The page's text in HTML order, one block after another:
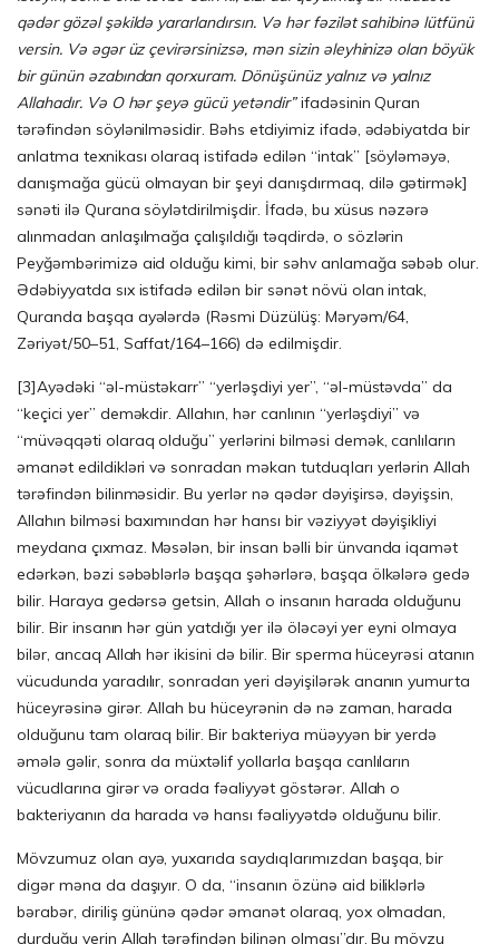
qədər gözəl şəkildə yararlandırsın. Və hər fəzilət sahibinə lütfünü
versin. Və əgər üz çevirərsinizsə, mən sizin əleyhinizə olan böyük
bir günün əzabından qorxuram. Dönüşünüz yalnız və yalnız
Allahadır. Və O hər şeyə gücü yetəndir”ifadəsinin Quran
tərəfindən söylənilməsidir. Bəhs etdiyimiz ifadə, ədəbiyatda bir
anlatma texnikası olaraq istifadə edilən “intak” [söyləməyə,
danışmağa gücü olmayan bir şeyi danışdırmaq, dilə gətirmək]
sənəti ilə Qurana söylətdirilmişdir. İfadə, bu xüsus nəzərə
alınmadan anlaşılmağa çalışıldığı təqdirdə, o sözlərin
Peyğəmbərimizə aid olduğu kimi, bir səhv anlamağa səbəb olur.
Ədəbiyyatda sıx istifadə edilən bir sənət növü olan intak,
Quranda başqa ayələrdə (Rəsmi Düzülüş: Məryəm/64,
Zəriyət/50–51, Saffat/164–166) də edilmişdir.
[3]Ayədəki “əl-müstəkarr” “yerləşdiyi yer”, “əl-müstəvda” da
“keçici yer” deməkdir. Allahın, hər canlının “yerləşdiyi” və
“müvəqqəti olaraq olduğu” yerlərini bilməsi demək, canlıların
əmanət edildikləri və sonradan məkan tutduqları yerlərin Allah
tərəfindən bilinməsidir. Bu yerlər nə qədər dəyişirsə, dəyişsin,
Allahın bilməsi baxımından hər hansı bir vəziyyət dəyişikliyi
meydana çıxmaz. Məsələn, bir insan bəlli bir ünvanda iqamət
edərkən, bəzi səbəblərlə başqa şəhərlərə, başqa ölkələrə gedə
bilir. Haraya gedərsə getsin, Allah o insanın harada olduğunu
bilir. Bir insanın hər gün yatdığı yer ilə öləcəyi yer eyni olmaya
bilər, ancaq Allah hər ikisini də bilir. Bir sperma hüceyrəsi atanın
vücudunda yaradılır, sonradan yeri dəyişilərək ananın yumurta
hüceyrəsinə girər. Allah bu hüceyrənin də nə zaman, harada
olduğunu tam olaraq bilir. Bir bakteriya müəyyən bir yerdə
əmələ gəlir, sonra da müxtəlif yollarla başqa canlıların
vücudlarına girər və orada fəaliyyət göstərər. Allah o
bakteriyanın da harada və hansı fəaliyyətdə olduğunu bilir.
Mövzumuz olan ayə, yuxarıda saydıqlarımızdan başqa, bir
digər məna da daşıyır. O da, “insanın özünə aid biliklərlə
bərabər, diriliş gününə qədər əmanət olaraq, yox olmadan,
durduğu yerin Allah tərəfindən bilinən olması”dır. Bu mövzu